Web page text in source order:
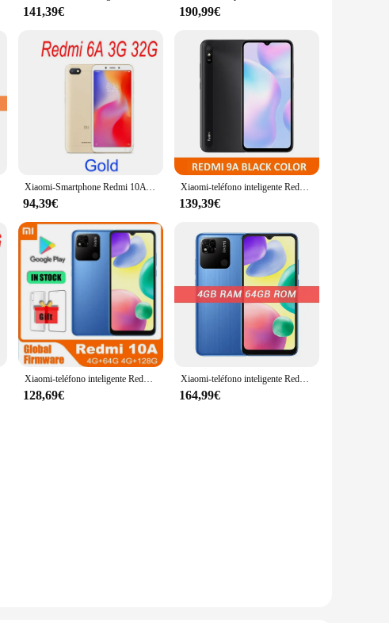
about running out of power. Fast charging capabilities ensure
provide ample storage for all your apps, photos, and files,
141,39€ 190,99€
Xiaomi-Smartphone Redmi 10A Original, Rom Global, 4G + 64GB, pantalla HD de 6,53 pulgadas, Helio G25, ocho núcleos, 13MP, huella dactilar, 5000mAh
94,39€
Xiaomi-teléfono inteligente Redmi 9A/10A Original, Smartphone con Firmware Global, 4GB + 64GB/128GB, desbloqueado, carcasa gratuita, película de vidrio
139,39€
Xiaomi-teléfono inteligente Redmi 10A, rom Global, 4GB, 64GB, Edición Internacional, Android, usado
128,69€
Xiaomi-teléfono inteligente Redmi 10A, Rom Global, 4 + 64GB, pantalla HD de 6,53 pulgadas, Helio G25, ocho núcleos, cámara de 13MP, reconocimiento de huella dactilar, batería de 5000mAh
164,99€